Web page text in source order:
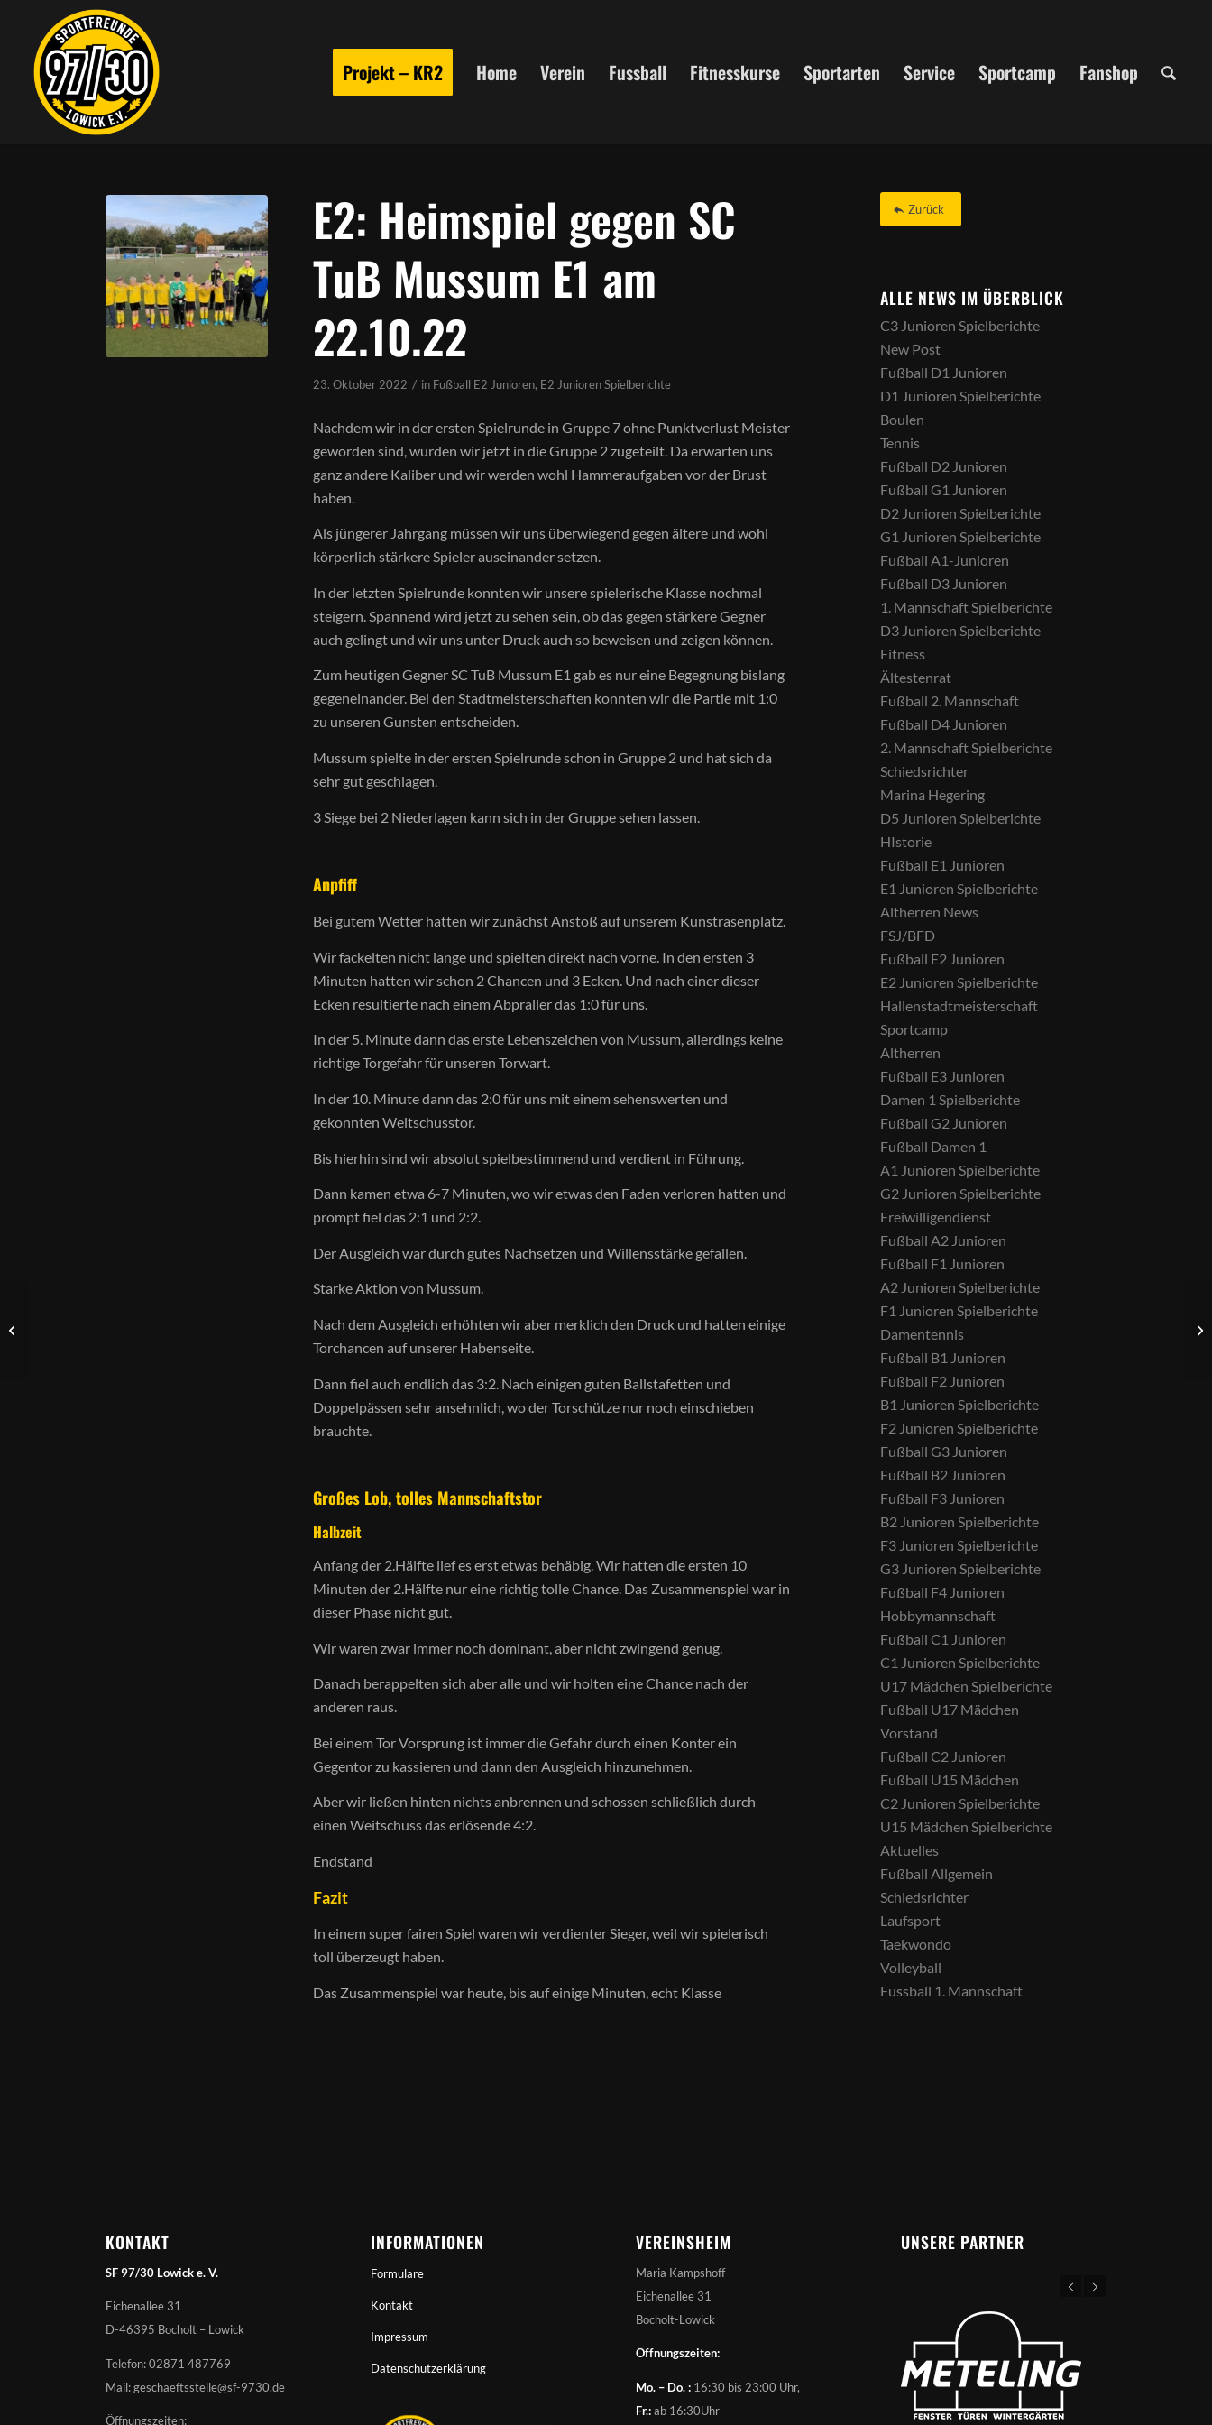
Projekt – KR2 Home Verein Fussball Fitnesskurse Sportarten Service Sportcamp Fanshop
E2: Heimspiel gegen SC
TuB Mussum E1 am
22.10.22
23. Oktober 2022 / in Fußball E2 Junioren, E2 Junioren Spielberichte
Nachdem wir in der ersten Spielrunde in Gruppe 7 ohne Punktverlust Meister
geworden sind, wurden wir jetzt in die Gruppe 2 zugeteilt. Da erwarten uns
ganz andere Kaliber und wir werden wohl Hammeraufgaben vor der Brust
haben.
Als jüngerer Jahrgang müssen wir uns überwiegend gegen ältere und wohl
körperlich stärkere Spieler auseinander setzen.
In der letzten Spielrunde konnten wir unsere spielerische Klasse nochmal
steigern. Spannend wird jetzt zu sehen sein, ob das gegen stärkere Gegner
auch gelingt und wir uns unter Druck auch so beweisen und zeigen können.
Zum heutigen Gegner SC TuB Mussum E1 gab es nur eine Begegnung bislang
gegeneinander. Bei den Stadtmeisterschaften konnten wir die Partie mit 1:0
zu unseren Gunsten entscheiden.
Mussum spielte in der ersten Spielrunde schon in Gruppe 2 und hat sich da
sehr gut geschlagen.
3 Siege bei 2 Niederlagen kann sich in der Gruppe sehen lassen.
Anpfiff
Bei gutem Wetter hatten wir zunächst Anstoß auf unserem Kunstrasenplatz.
Wir fackelten nicht lange und spielten direkt nach vorne. In den ersten 3
Minuten hatten wir schon 2 Chancen und 3 Ecken. Und nach einer dieser
Ecken resultierte nach einem Abpraller das 1:0 für uns.
In der 5. Minute dann das erste Lebenszeichen von Mussum, allerdings keine
richtige Torgefahr für unseren Torwart.
In der 10. Minute dann das 2:0 für uns mit einem sehenswerten und
gekonnten Weitschusstor.
Bis hierhin sind wir absolut spielbestimmend und verdient in Führung.
Dann kamen etwa 6-7 Minuten, wo wir etwas den Faden verloren hatten und
prompt fiel das 2:1 und 2:2.
Der Ausgleich war durch gutes Nachsetzen und Willensstärke gefallen.
Starke Aktion von Mussum.
Nach dem Ausgleich erhöhten wir aber merklich den Druck und hatten einige
Torchancen auf unserer Habenseite.
Dann fiel auch endlich das 3:2. Nach einigen guten Ballstafetten und
Doppelpässen sehr ansehnlich, wo der Torschütze nur noch einschieben
brauchte.
Großes Lob, tolles Mannschaftstor
Halbzeit
Anfang der 2.Hälfte lief es erst etwas behäbig. Wir hatten die ersten 10
Minuten der 2.Hälfte nur eine richtig tolle Chance. Das Zusammenspiel war in
dieser Phase nicht gut.
Wir waren zwar immer noch dominant, aber nicht zwingend genug.
Danach berappelten sich aber alle und wir holten eine Chance nach der
anderen raus.
Bei einem Tor Vorsprung ist immer die Gefahr durch einen Konter ein
Gegentor zu kassieren und dann den Ausgleich hinzunehmen.
Aber wir ließen hinten nichts anbrennen und schossen schließlich durch
einen Weitschuss das erlösende 4:2.
Endstand
Fazit
In einem super fairen Spiel waren wir verdienter Sieger, weil wir spielerisch
toll überzeugt haben.
Das Zusammenspiel war heute, bis auf einige Minuten, echt Klasse
Zurück
ALLE NEWS IM ÜBERBLICK
C3 Junioren Spielberichte
New Post
Fußball D1 Junioren
D1 Junioren Spielberichte
Boulen
Tennis
Fußball D2 Junioren
Fußball G1 Junioren
D2 Junioren Spielberichte
G1 Junioren Spielberichte
Fußball A1-Junioren
Fußball D3 Junioren
1. Mannschaft Spielberichte
D3 Junioren Spielberichte
Fitness
Ältestenrat
Fußball 2. Mannschaft
Fußball D4 Junioren
2. Mannschaft Spielberichte
Schiedsrichter
Marina Hegering
D5 Junioren Spielberichte
HIstorie
Fußball E1 Junioren
E1 Junioren Spielberichte
Altherren News
FSJ/BFD
Fußball E2 Junioren
E2 Junioren Spielberichte
Hallenstadtmeisterschaft
Sportcamp
Altherren
Fußball E3 Junioren
Damen 1 Spielberichte
Fußball G2 Junioren
Fußball Damen 1
A1 Junioren Spielberichte
G2 Junioren Spielberichte
Freiwilligendienst
Fußball A2 Junioren
Fußball F1 Junioren
A2 Junioren Spielberichte
F1 Junioren Spielberichte
Damentennis
Fußball B1 Junioren
Fußball F2 Junioren
B1 Junioren Spielberichte
F2 Junioren Spielberichte
Fußball G3 Junioren
Fußball B2 Junioren
Fußball F3 Junioren
B2 Junioren Spielberichte
F3 Junioren Spielberichte
G3 Junioren Spielberichte
Fußball F4 Junioren
Hobbymannschaft
Fußball C1 Junioren
C1 Junioren Spielberichte
U17 Mädchen Spielberichte
Fußball U17 Mädchen
Vorstand
Fußball C2 Junioren
Fußball U15 Mädchen
C2 Junioren Spielberichte
U15 Mädchen Spielberichte
Aktuelles
Fußball Allgemein
Schiedsrichter
Laufsport
Taekwondo
Volleyball
Fussball 1. Mannschaft
KONTAKT
SF 97/30 Lowick e. V.
Eichenallee 31
D-46395 Bocholt – Lowick
Telefon: 02871 487769
Mail: geschaeftsstelle@sf-9730.de
Öffnungszeiten:
INFORMATIONEN
Formulare
Kontakt
Impressum
Datenschutzerklärung
VEREINSHEIM
Maria Kampshoff
Eichenallee 31
Bocholt-Lowick
Öffnungszeiten:
Mo. – Do. : 16:30 bis 23:00 Uhr,
Fr.:ab 16:30Uhr
UNSERE PARTNER